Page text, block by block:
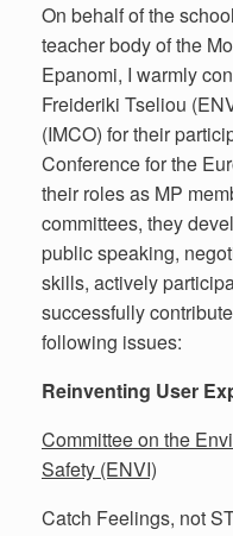
On behalf of the
teacher body of the
Epanomi, I warmly
Freideriki Tseliou
(IMCO) for their
Conference for the
their roles as MP
committees, they
public speaking,
skills, actively
successfully
following issues:
Reinventing User
Committee on the
Safety (ENVI)
Catch Feelings, not